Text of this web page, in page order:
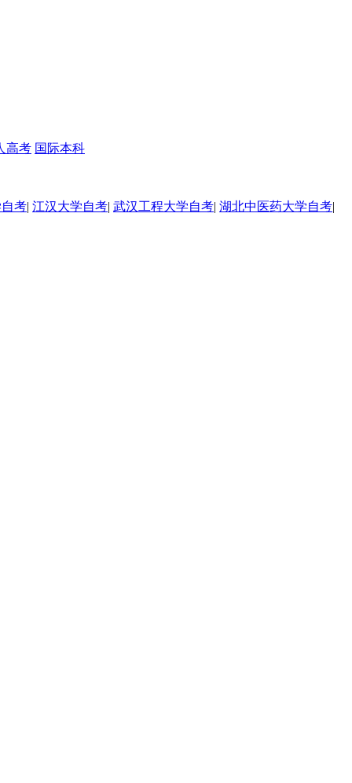
高考 国际本科
考| 江汉大学自考| 武汉工程大学自考| 湖北中医药大学自考|